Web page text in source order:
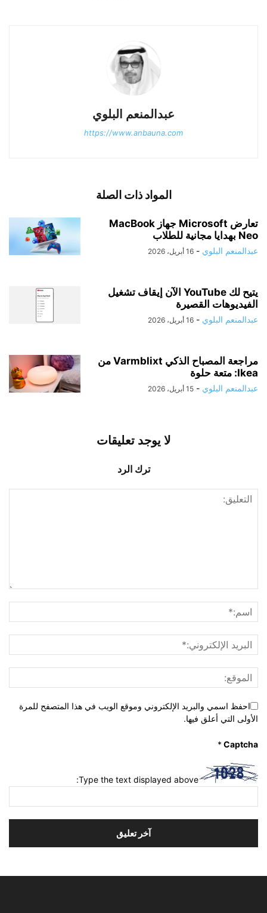
عبدالمنعم البلوي
https://www.anbauna.com
المواد ذات الصلة
تعارض Microsoft جهاز MacBook
Neo بهدايا مجانية للطلاب
عبدالمنعم البلوي - 16 أبريل، 2026
يتيح لك YouTube الآن إيقاف تشغيل
الفيديوهات القصيرة
عبدالمنعم البلوي - 16 أبريل، 2026
مراجعة المصباح الذكي Varmblixt من
Ikea: متعة حلوة
عبدالمنعم البلوي - 15 أبريل، 2026
لا يوجد تعليقات
ترك الرد
احفظ اسمي والبريد الإلكتروني وموقع الويب في هذا المتصفح للمرة
الأولى التي أعلق فيها.
Captcha
*
Type the text displayed above: